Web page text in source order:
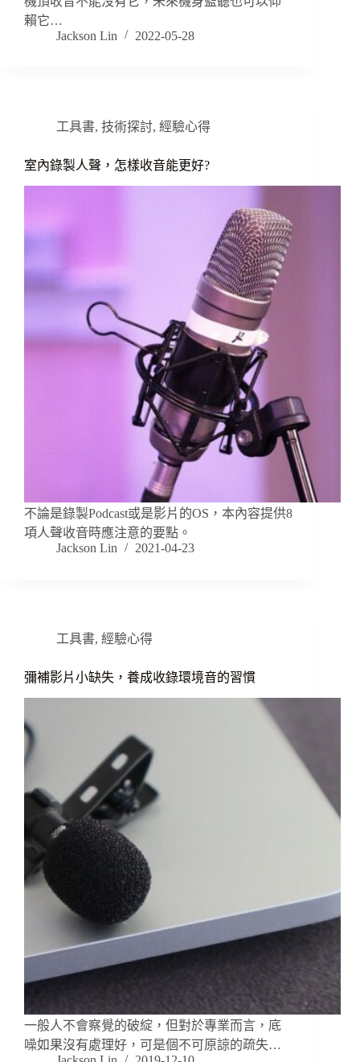
賴它…
Jackson Lin
2022-05-28
工具書, 技術探討, 經驗心得
室內錄製人聲，怎樣收音能更好?
不論是錄製Podcast或是影片的OS，本內容提供8
項人聲收音時應注意的要點。
Jackson Lin
2021-04-23
工具書, 經驗心得
彌補影片小缺失，養成收錄環境音的習慣
一般人不會察覺的破綻，但對於專業而言，底
噪如果沒有處理好，可是個不可原諒的疏失…